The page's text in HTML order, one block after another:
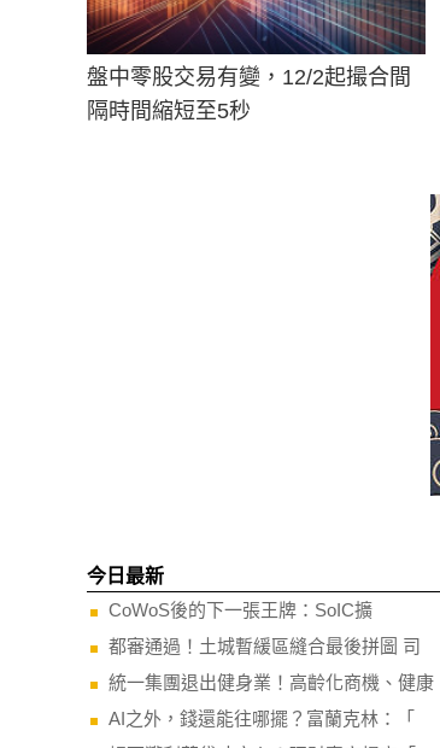
盤中零股交易有變，12/2起撮合間
隔時間縮短至5秒
今日最新
CoWoS後的下一張王牌：SoIC擴
都審通過！土城暫緩區縫合最後拼圖 司
統一集團退出健身業！高齡化商機、健康
AI之外，錢還能往哪擺？富蘭克林：「